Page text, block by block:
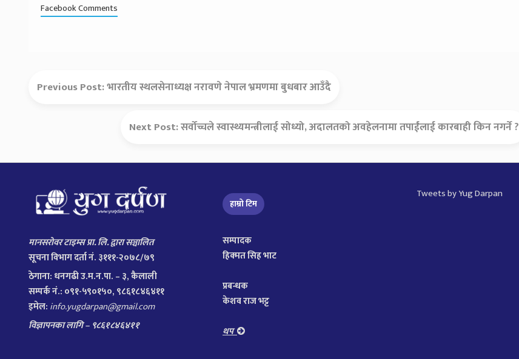
Facebook Comments
Previous Post:भारतीय स्थलसेनाध्यक्ष नरावणे नेपाल भ्रमणमा बुधबार आउँदै
Next Post:सर्वोच्चले स्वास्थ्यमन्त्रीलाई सोध्यो, अदालतको अवहेलनामा तपाईंलाई कारबाही किन नगर्ने ?
मानसरोवर टाइम्स प्रा. लि. द्वारा सञ्चालित
सूचना विभाग दर्ता नं. ३१११-२०७८/७९
ठेगाना: धनगढी उ.म.न.पा. – ३, कैलाली
सम्पर्क नं.: ०९१-५९०१५०, ९८६१८४६४११
इमेल: info.yugdarpan@gmail.com
विज्ञापनका लागि – ९८६१८४६४११
हाम्रो टिम
सम्पादक
हिक्मत सिह भाट
प्रबन्धक
केशव राज भट्ट
थप
Tweets by Yug Darpan